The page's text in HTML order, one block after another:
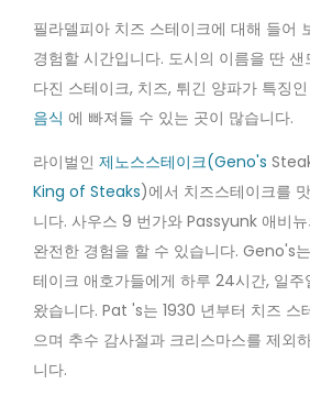
필라델피아 치즈 스테이크에 대해 들어
경험할 시간입니다. 도시의 이름을 딴
다진 스테이크, 치즈, 튀긴 양파가 특징
음식 에 빠져들 수 있는 곳이 많습니다.
라이벌인 제노스스테이크(Geno's
King of Steaks)에서 치즈스테이크를
니다. 사우스 9 번가와 Passyunk 애비뉴
완전한 경험을 할 수 있습니다. Geno's
테이크 애호가들에게 하루 24시간, 일주
왔습니다. Pat 's는 1930 년부터 치즈 스
으며 추수 감사절과 크리스마스를 제외
니다.